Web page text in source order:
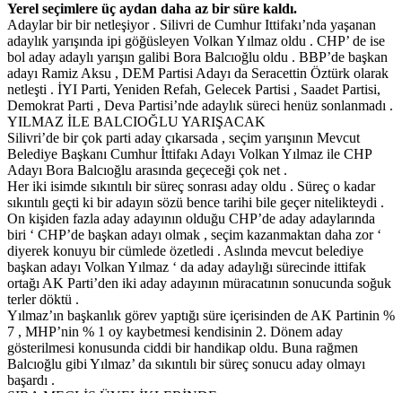
Yerel seçimlere üç aydan daha az bir süre kaldı.
Adaylar bir bir netleşiyor . Silivri de Cumhur Ittifakı’nda yaşanan
adaylık yarışında ipi göğüsleyen Volkan Yılmaz oldu . CHP’ de ise
bol aday adaylı yarışın galibi Bora Balcıoğlu oldu . BBP’de başkan
adayı Ramiz Aksu , DEM Partisi Adayı da Seracettin Öztürk olarak
netleşti . İYI Parti, Yeniden Refah, Gelecek Partisi , Saadet Partisi,
Demokrat Parti , Deva Partisi’nde adaylık süreci henüz sonlanmadı .
YILMAZ İLE BALCIOĞLU YARIŞACAK
Silivri’de bir çok parti aday çıkarsada , seçim yarışının Mevcut
Belediye Başkanı Cumhur İttifakı Adayı Volkan Yılmaz ile CHP
Adayı Bora Balcıoğlu arasında geçeceği çok net .
Her iki isimde sıkıntılı bir süreç sonrası aday oldu . Süreç o kadar
sıkıntılı geçti ki bir adayın sözü bence tarihi bile geçer nitelikteydi .
On kişiden fazla aday adayının olduğu CHP’de aday adaylarında
biri ‘ CHP’de başkan adayı olmak , seçim kazanmaktan daha zor ‘
diyerek konuyu bir cümlede özetledi . Aslında mevcut belediye
başkan adayı Volkan Yılmaz ‘ da aday adaylığı sürecinde ittifak
ortağı AK Parti’den iki aday adayının müracatının sonucunda soğuk
terler döktü .
Yılmaz’ın başkanlık görev yaptığı süre içerisinden de AK Partinin %
7 , MHP’nin % 1 oy kaybetmesi kendisinin 2. Dönem aday
gösterilmesi konusunda ciddi bir handikap oldu. Buna rağmen
Balcıoğlu gibi Yılmaz’ da sıkıntılı bir süreç sonucu aday olmayı
başardı .